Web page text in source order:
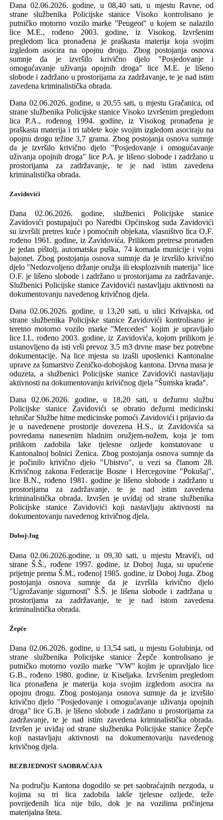
Dana 02.06.2026. godine, u 08,40 sati, u mjestu Ravne, od
strane službenika Policijske stanice Visoko kontrolisano je
putničko motorno vozilomarke ''Peugeot'' u kojem se nalazilo
lice M.E., rođeno 2003. godine, iz Visokog.Izvršenim
pregledomlicapronađena je praškasta materija koja svojim
izgledom asocira na opojnu drogu. Zbog postojanjaosnova
sumnje da je izvršilo krivično djelo "Posjedovanje i
omogućavanje uživanja opojnih droga" lice M.E. jelišeno
slobode i zadržano u prostorijama za zadržavanje, te je nad istim
zavedena kriminalistička obrada.
Dana 02.06.2026. godine, u 20,55 sati, u mjestu Gračanica, od
strane službenika Policijske stanice Visoko izvršenim pregledom
lica
P.A., rođenog 1994. godine, iz Visokogpronađena je
praškasta materija i tri tablete kojesvojim izgledom asociraju na
opojnu drogu težine 3,7 grama. Zbog postojanjaosnova sumnje
da je izvršilo krivično djelo"Posjedovanje i omogućavanje
uživanja opojnih droga" lice P.A. je lišeno slobode i zadržano u
prostorijama za zadržavanje, te je nad istim zavedena
kriminalistička obrada.
Zavidovići
Dana 02.06.2026. godine, službenici Policijske stanice
Zavidovići postupajući po Naredbi Općinskog suda Zavidovići
su izvršili pretres kućeipomoćnih objekata,vlasništvo lica O.F.
rođeno 1961. godine, iz Zavidovića. Prilikom pretresa pronađen
je jedan pištolj,automatska puška, 74 komada municijei vojni
bajonet. Zbog postojanja osnova sumnje da je izvršilo krivično
djelo ''Nedozvoljeno držanje oružja ili eksplozivnih materija'' lice
O.F. je lišeno slobode i zadržano u prostorijama za zadržavanje.
Službenici Policijske stanice Zavidovići nastavljaju aktivnosti na
dokumentovanju navedenog krivičnog djela.
Dana 02.06.2026. godine, u 13,20 sati, u ulici Krivajska, od
strane službenika Policijske stanice Zavidovići kontrolisanoje
teretno motorno vozilo marke ''Mercedes'' kojim je upravljalo
lice I.I., rođeno 2003. godine, iz Zavidovića, kojom prilikom je
ustanovljeno da isti vrši prevoz 3,5 m3 drvne mase bezpotrebne
dokumentacije. Na lice mjesta su izašli uposleniciKantonalne
uprave za šumarstvo Zeničko-dobojskog kantona. Drvna masa je
oduzeta, a službenici Policijske stanice Zavidovići nastavljaju
aktivnosti na dokumentovanju krivičnog djela "Šumska krađa".
Dana 02.06.2026. godine, u 18,20 sati, u dežurnu službu
Policijske staniceZavidovićise obratio dežurni medicinski
tehničar Službe hitne medicinske pomoći Zavidovići i prijavio da
je u navedenene prostorije dovezena H.S., iz Zavidovića sa
povredama nanesenim hladnim oružjem-nožem, koja je tom
prilikom zadobila lake tjelesne ozljede konstatovane u
Kantonalnoj bolnici Zenica. Zbog postojanja osnova sumnje da
je počinilo krivično djelo "Ubistvo", u vezi sa članom 28.
Krivičnog zakona Federacije Bosne i Hercegovine "Pokušaj",
lice B.N., rođeno 1981. godine je lišeno slobode i zadržano u
prostorijama za zadržavanje, te je nad istim zavedena
kriminalistička obrada. Izvršen je uviđaj od strane službenika
Policijske stanice Zavidovići koji nastavljaju aktivnosti na
dokumentovanju navedenog krivičnog djela.
Doboj-Jug
Dana 02.06.2026.godine, u 09,30 sati, u mjestu Mravići, od
strane Š.Š., rođene 1997. godine, iz Doboj Juga, su upućene
prijetnje prema Š.M., rođenoj 1985. godine, iz Doboj Juga. Zbog
postojanjaosnova sumnje da je izvršila krivično djelo
"Ugrožavanje sigurnosti" Š.Š. jelišena slobode i zadržana u
prostorijama za zadržavanje, te je nad istom zavedena
kriminalistička obrada.
Žepče
Dana 02.06.2026. godine, u 13,54 sati, u mjestu Golubinja, od
strane službenika Policijske stanice Žepče kontrolisanoje
putničko motorno vozilo marke ''VW'' kojim je upravljalolice
G.B., rođeno 1980. godine, iz Kiseljaka. Izvršenim pregledom
lica pronađena je materija koja svojim izgledom asocira na
opojnu drogu. Zbogpostojanja osnova sumnje da je izvršilo
krivično djelo "Posjedovanje i omogućavanje uživanja opojnih
droga" lice G.B. jelišeno slobode i zadržano u prostorijama za
zadržavanje, te je nad istim zavedena kriminalistička obrada.
Izvršen je uviđaj od strane službenika Policijske stanice Žepče
koji nastavljaju aktivnosti na dokumentovanju navedenog
krivičnog djela.
BEZBJEDNOST SAOBRAĆAJA
Na području Kantona dogodilo se pet saobraćajnihnezgoda, u
kojima su tri lica zadobila lakše tjelesne ozljede, teže
povrijeđenih lica nije bilo, dok je na vozilima pričinjena
materijalna šteta.